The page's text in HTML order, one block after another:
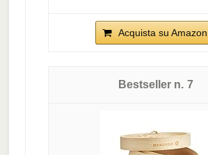
Acquista su Amazon
7